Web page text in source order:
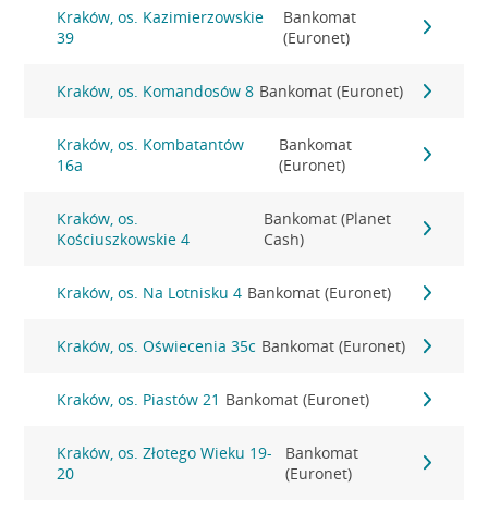
Kraków, os. Kazimierzowskie
39
Bankomat
(Euronet)
Kraków, os. Komandosów 8 Bankomat (Euronet)
Kraków, os. Kombatantów
16a
Bankomat
(Euronet)
Kraków, os.
Kościuszkowskie 4
Bankomat (Planet
Cash)
Kraków, os. Na Lotnisku 4 Bankomat (Euronet)
Kraków, os. Oświecenia 35c Bankomat (Euronet)
Kraków, os. Piastów 21 Bankomat (Euronet)
Kraków, os. Złotego Wieku 19-
20
Bankomat
(Euronet)